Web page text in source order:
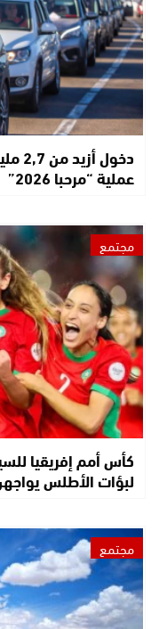
عملية “مرحبا 2026”
مجتمع
لبؤات الأطلس
مجتمع